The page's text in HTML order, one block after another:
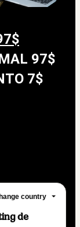
97$
7$
country
de